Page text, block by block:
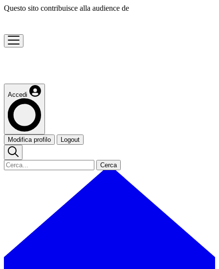
Questo sito contribuisce alla audience de
Accedi
Modifica profilo Logout
Cerca